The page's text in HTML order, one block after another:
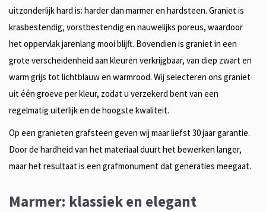
uitzonderlijk hard is: harder dan marmer en hardsteen. Graniet is
krasbestendig, vorstbestendig en nauwelijks poreus, waardoor
het oppervlak jarenlang mooi blijft. Bovendien is graniet in een
grote verscheidenheid aan kleuren verkrijgbaar, van diep zwart en
warm grijs tot lichtblauw en warmrood. Wij selecteren ons graniet
uit één groeve per kleur, zodat u verzekerd bent van een
regelmatig uiterlijk en de hoogste kwaliteit.
Op een granieten grafsteen geven wij maar liefst 30 jaar garantie.
Door de hardheid van het materiaal duurt het bewerken langer,
maar het resultaat is een grafmonument dat generaties meegaat.
Marmer: klassiek en elegant